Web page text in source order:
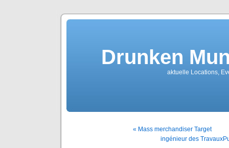
Drunken
aktuelle Locations,
« Mass merchandiser Target
ingénieur des